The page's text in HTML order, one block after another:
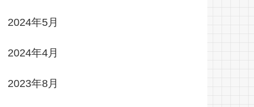
2024年5月
2024年4月
2023年8月